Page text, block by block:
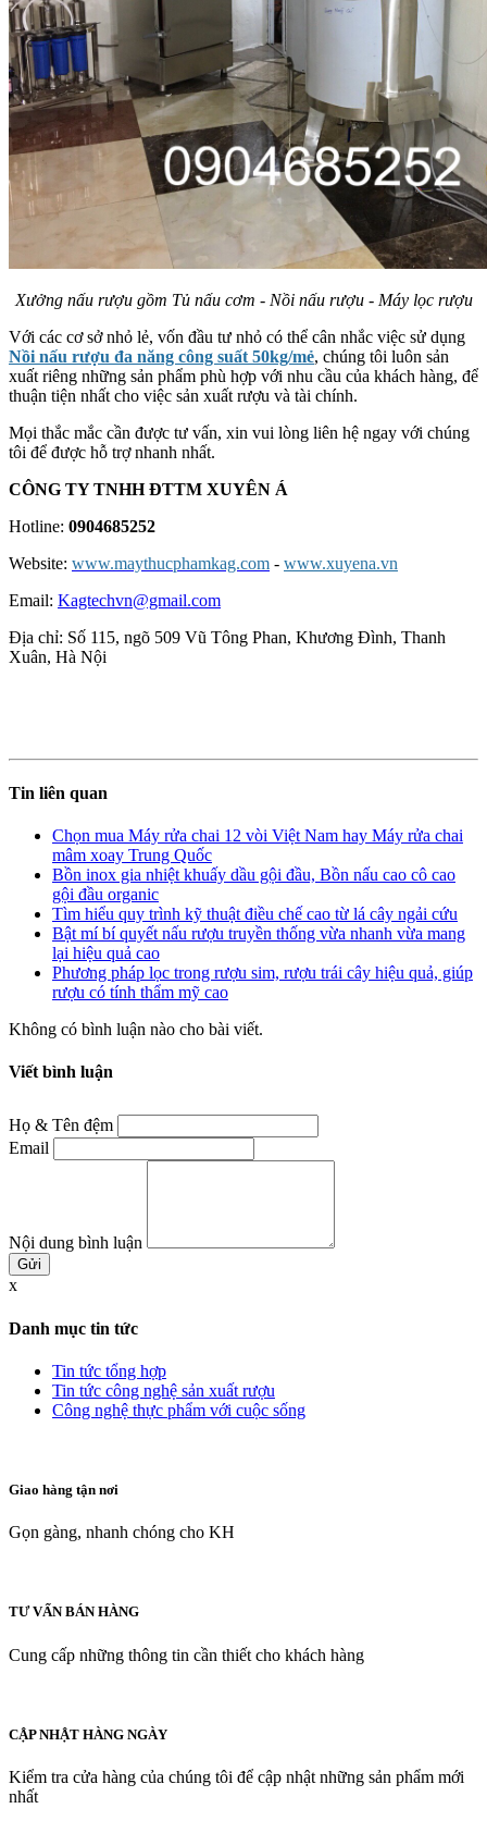
Xưởng nấu rượu gồm Tủ nấu cơm - Nồi nấu rượu - Máy lọc rượu
Với các cơ sở nhỏ lẻ, vốn đầu tư nhỏ có thể cân nhắc việc sử dụng
Nồi nấu rượu đa năng công suất 50kg/mẻ, chúng tôi luôn sản
xuất riêng những sản phẩm phù hợp với nhu cầu của khách hàng, để
thuận tiện nhất cho việc sản xuất rượu và tài chính.
Mọi thắc mắc cần được tư vấn, xin vui lòng liên hệ ngay với chúng
tôi để được hỗ trợ nhanh nhất.
CÔNG TY TNHH ĐTTM XUYÊN Á
Hotline: 0904685252
Website: www.maythucphamkag.com - www.xuyena.vn
Email: Kagtechvn@gmail.com
Địa chỉ: Số 115, ngõ 509 Vũ Tông Phan, Khương Đình, Thanh
Xuân, Hà Nội
Tin liên quan
Chọn mua Máy rửa chai 12 vòi Việt Nam hay Máy rửa chai
mâm xoay Trung Quốc
Bồn inox gia nhiệt khuấy dầu gội đầu, Bồn nấu cao cô cao
gội đầu organic
Tìm hiểu quy trình kỹ thuật điều chế cao từ lá cây ngải cứu
Bật mí bí quyết nấu rượu truyền thống vừa nhanh vừa mang
lại hiệu quả cao
Phương pháp lọc trong rượu sim, rượu trái cây hiệu quả, giúp
rượu có tính thẩm mỹ cao
Không có bình luận nào cho bài viết.
Viết bình luận
Họ & Tên đệm
Email
Nội dung bình luận
x
Danh mục tin tức
Tin tức tổng hợp
Tin tức công nghệ sản xuất rượu
Công nghệ thực phẩm với cuộc sống
Giao hàng tận nơi
Gọn gàng, nhanh chóng cho KH
TƯ VẤN BÁN HÀNG
Cung cấp những thông tin cần thiết cho khách hàng
CẬP NHẬT HÀNG NGÀY
Kiểm tra cửa hàng của chúng tôi để cập nhật những sản phẩm mới
nhất